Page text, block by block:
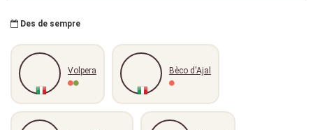
Des de sempre
Volpera Bèco d'Ajal